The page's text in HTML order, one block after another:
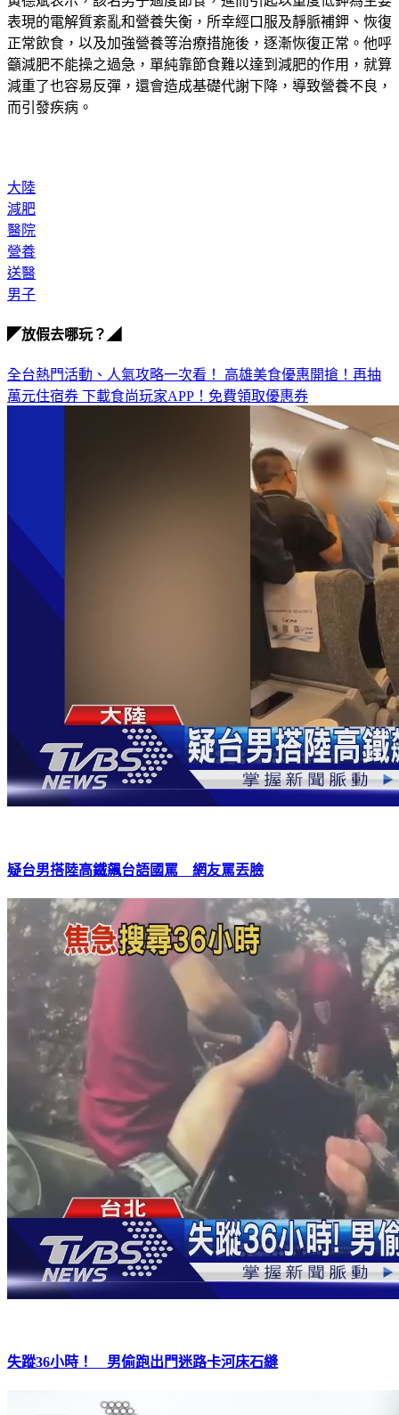
表現的電解質紊亂和營養失衡，所幸經口服及靜脈補鉀、恢復
正常飲食，以及加強營養等治療措施後，逐漸恢復正常。他呼
籲減肥不能操之過急，單純靠節食難以達到減肥的作用，就算
減重了也容易反彈，還會造成基礎代謝下降，導致營養不良，
而引發疾病。
大陸
減肥
醫院
營養
送醫
男子
◤放假去哪玩？◢
全台熱門活動、人氣攻略一次看！ 高雄美食優惠開搶！再抽
萬元住宿券 下載食尚玩家APP！免費領取優惠券
疑台男搭陸高鐵飆台語國罵 網友罵丟臉
失蹤36小時！ 男偷跑出門迷路卡河床石縫